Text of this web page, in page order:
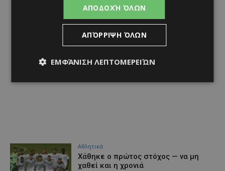
Αθλητικά
Χάθηκε ο πρώτος στόχος — να μη
χαθεί και η χρονιά
ΑΠΟΔΟΧΉ ΌΛΩΝ
ΑΠΌΡΡΙΨΗ ΌΛΩΝ
ΕΜΦΆΝΙΣΗ ΛΕΠΤΟΜΕΡΕΙΏΝ